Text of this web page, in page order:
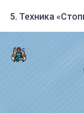
5. Техника